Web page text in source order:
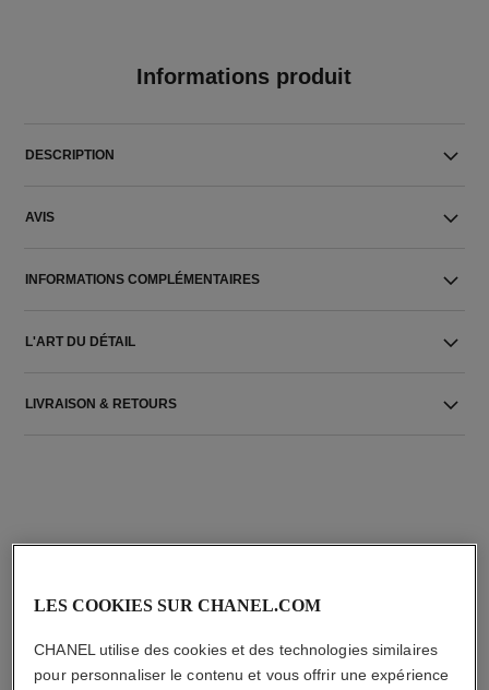
Informations produit
DESCRIPTION
AVIS
INFORMATIONS COMPLÉMENTAIRES
L'ART DU DÉTAIL
LIVRAISON & RETOURS
L'ACCORD PARFAIT
LES COOKIES SUR CHANEL.COM
CHANEL utilise des cookies et des technologies similaires
pour personnaliser le contenu et vous offrir une expérience